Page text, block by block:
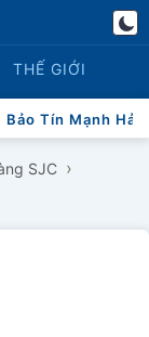
THẾ GIỚI
Bảo Tín Mạnh Hải
SJC ›